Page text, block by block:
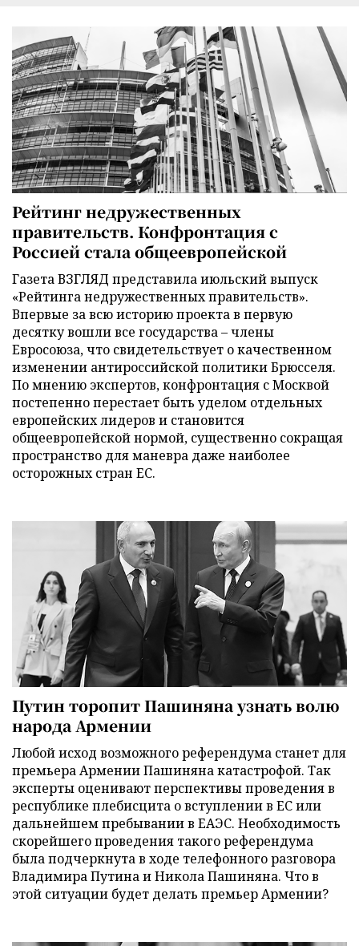
Рейтинг недружественных
правительств. Конфронтация с
Россией стала общеевропейской
Газета ВЗГЛЯД представила июльский выпуск
«Рейтинга недружественных правительств».
Впервые за всю историю проекта в первую
десятку вошли все государства – члены
Евросоюза, что свидетельствует о качественном
изменении антироссийской политики Брюсселя.
По мнению экспертов, конфронтация с Москвой
постепенно перестает быть уделом отдельных
европейских лидеров и становится
общеевропейской нормой, существенно сокращая
пространство для маневра даже наиболее
осторожных стран ЕС.
Путин торопит Пашиняна узнать волю
народа Армении
Любой исход возможного референдума станет для
премьера Армении Пашиняна катастрофой. Так
эксперты оценивают перспективы проведения в
республике плебисцита о вступлении в ЕС или
дальнейшем пребывании в ЕАЭС. Необходимость
скорейшего проведения такого референдума
была подчеркнута в ходе телефонного разговора
Владимира Путина и Никола Пашиняна. Что в
этой ситуации будет делать премьер Армении?